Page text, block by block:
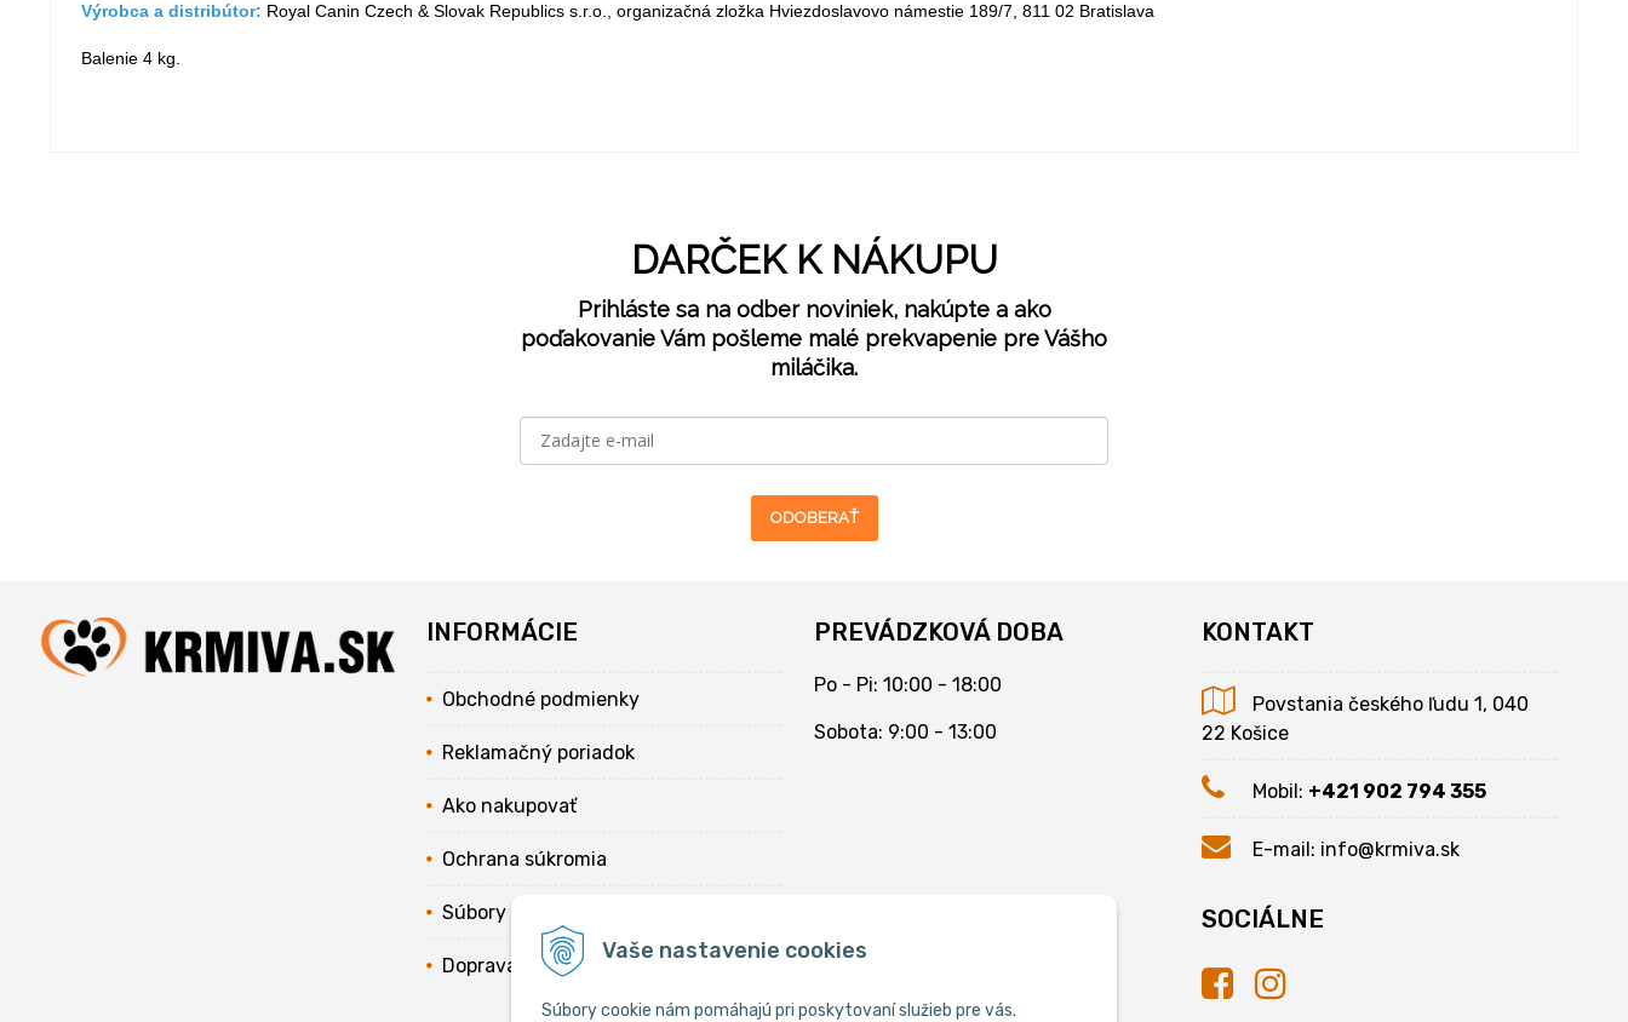
Vaše nastavenie cookies
Súbory cookie nám pomáhajú pri poskytovaní služieb pre vás.
Výrobca a distribútor: Royal Canin Czech & Slovak Republics s.r.o., organizačná zložka Hviezdoslavovo námestie 189/7, 811 02 Bratislava
Balenie 4 kg.
DARČEK K NÁKUPU
Prihláste sa na odber noviniek, nakúpte a ako
poďakovanie Vám pošleme malé prekvapenie pre Vášho
miláčika.
ODOBERAŤ
INFORMÁCIE
Obchodné podmienky
Reklamačný poriadok
Ako nakupovať
Ochrana súkromia
Súbory cookies
Doprava
PREVÁDZKOVÁ DOBA
Po - Pi: 10:00 - 18:00
Sobota: 9:00 - 13:00
KONTAKT
Povstania českého ľudu 1, 040
22 Košice
Mobil: +421 902 794 355
E-mail: info@krmiva.sk
SOCIÁLNE